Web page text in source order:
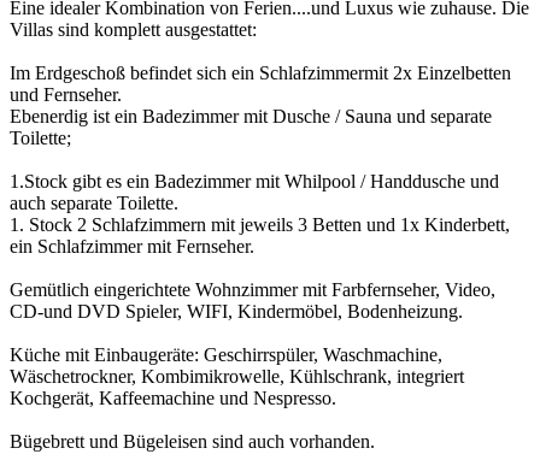
Eine idealer Kombination von Ferien....und Luxus wie zuhause. Die
Villas sind komplett ausgestattet:
Im Erdgeschoß befindet sich ein Schlafzimmermit 2x Einzelbetten
und Fernseher.
Ebenerdig ist ein Badezimmer mit Dusche / Sauna und separate
Toilette;
1.Stock gibt es ein Badezimmer mit Whilpool / Handdusche und
auch separate Toilette.
1. Stock 2 Schlafzimmern mit jeweils 3 Betten und 1x Kinderbett,
ein Schlafzimmer mit Fernseher.
Gemütlich eingerichtete Wohnzimmer mit Farbfernseher, Video,
CD-und DVD Spieler, WIFI, Kindermöbel, Bodenheizung.
Küche mit Einbaugeräte: Geschirrspüler, Waschmachine,
Wäschetrockner, Kombimikrowelle, Kühlschrank, integriert
Kochgerät, Kaffeemachine und Nespresso.
Bügebrett und Bügeleisen sind auch vorhanden.